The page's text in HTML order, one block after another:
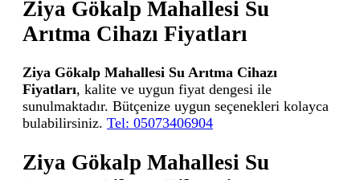
Ziya Gökalp Mahallesi Su
Arıtma Cihazı Fiyatları
Ziya Gökalp Mahallesi Su Arıtma Cihazı
Fiyatları, kalite ve uygun fiyat dengesi ile
sunulmaktadır. Bütçenize uygun seçenekleri kolayca
bulabilirsiniz. Tel: 05073406904
Ziya Gökalp Mahallesi Su